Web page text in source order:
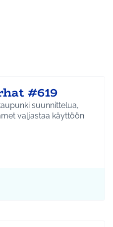
#619
suunnittelua,
valjastaa käyttöön.
Jokela